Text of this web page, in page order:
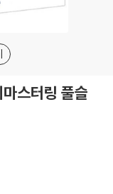
스터링 풀슬